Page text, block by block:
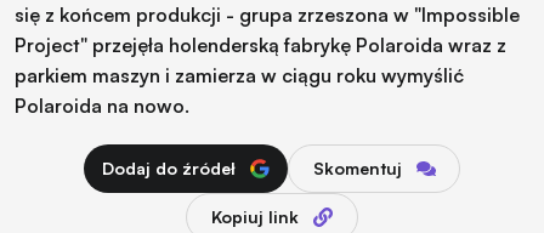
się z końcem produkcji - grupa zrzeszona w "Impossible
Project" przejęła holenderską fabrykę Polaroida wraz z
parkiem maszyn i zamierza w ciągu roku wymyślić
Polaroida na nowo.
Dodaj do źródeł Skomentuj
Kopiuj link